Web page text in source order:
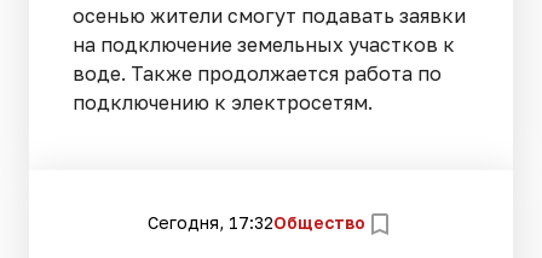
осенью жители смогут подавать заявки
на подключение земельных участков к
воде. Также продолжается работа по
подключению к электросетям.
Сегодня, 17:32Общество